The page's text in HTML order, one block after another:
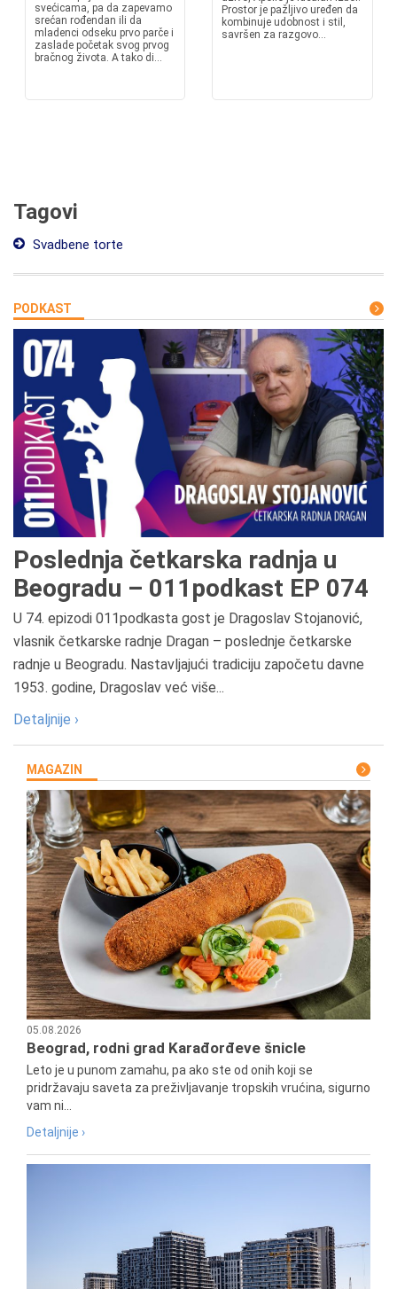
svećicama, pa da zapevamo
srećan rođendan ili da
mladenci odseku prvo parče i
zaslade početak svog prvog
bračnog života. A tako di...
Prostor je pažljivo uređen da
kombinuje udobnost i stil,
savršen za razgovo...
Tagovi
Svadbene torte
PODKAST
Poslednja četkarska radnja u
Beogradu – 011podkast EP 074
U 74. epizodi 011podkasta gost je Dragoslav Stojanović,
vlasnik četkarske radnje Dragan – poslednje četkarske
radnje u Beogradu. Nastavljajući tradiciju započetu davne
1953. godine, Dragoslav već više...
Detaljnije ›
MAGAZIN
05.08.2026
Beograd, rodni grad Karađorđeve šnicle
Leto je u punom zamahu, pa ako ste od onih koji se
pridržavaju saveta za preživljavanje tropskih vrućina, sigurno
vam ni...
Detaljnije ›